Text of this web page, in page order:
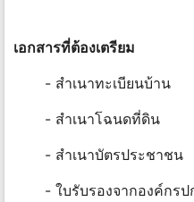
เอกสารที่ต้องเตรียม
- สำเนาทะเบียนบ้าน
- สำเนาโฉนดที่ดิน
- สำเนาบัตรประชาชน
- ใบรับรองจากองค์กรป